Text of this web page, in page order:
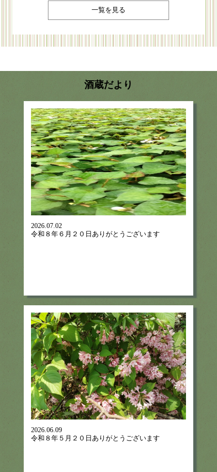
一覧を見る
酒蔵だより
2026.07.02
令和８年６月２０日ありがとうございます
2026.06.09
令和８年５月２０日ありがとうございます